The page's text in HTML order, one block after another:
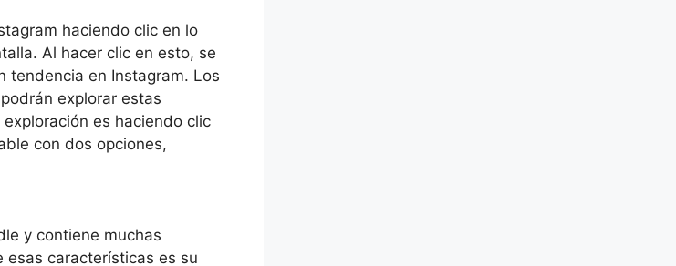
haciendo clic en lo
Al hacer clic en esto, se
tendencia en Instagram. Los
explorar estas
es haciendo clic
con dos opciones,
y contiene muchas
características es su